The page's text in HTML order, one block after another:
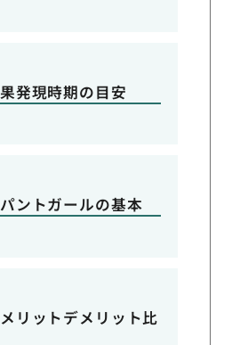
発現時期の目安
ントガールの基本
リットデメリット比